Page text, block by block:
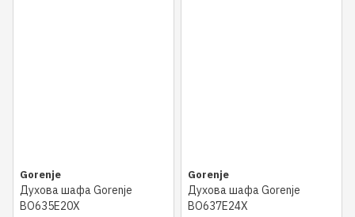
Gorenje
Духова шафа Gorenje
BO635E20X
Gorenje
Духова шафа Gorenje
BO637E24X